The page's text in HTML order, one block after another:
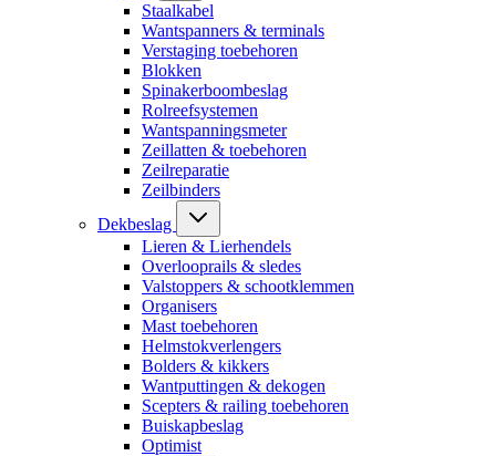
Staalkabel
Wantspanners & terminals
Verstaging toebehoren
Blokken
Spinakerboombeslag
Rolreefsystemen
Wantspanningsmeter
Zeillatten & toebehoren
Zeilreparatie
Zeilbinders
Dekbeslag
Lieren & Lierhendels
Overlooprails & sledes
Valstoppers & schootklemmen
Organisers
Mast toebehoren
Helmstokverlengers
Bolders & kikkers
Wantputtingen & dekogen
Scepters & railing toebehoren
Buiskapbeslag
Optimist